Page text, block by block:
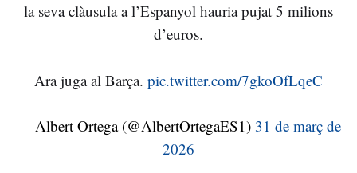
la seva clàusula a l’Espanyol hauria pujat 5 milions
d’euros.
Ara juga al Barça. pic.twitter.com/7gkoOfLqeC
— Albert Ortega (@AlbertOrtegaES1) 31 de març de
2026